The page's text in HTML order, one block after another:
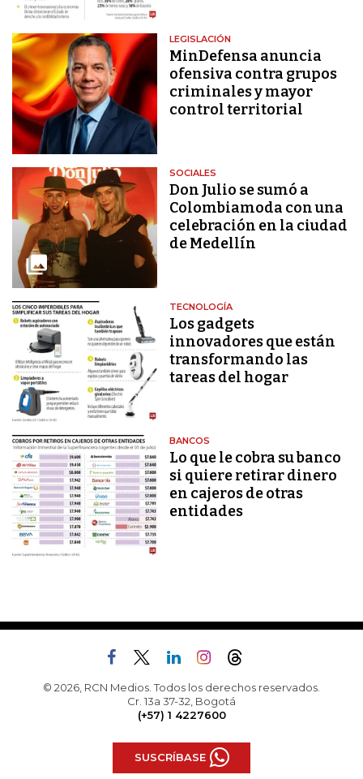
LEGISLACIÓN
MinDefensa anuncia
ofensiva contra grupos
criminales y mayor
control territorial
SOCIALES
Don Julio se sumó a
Colombiamoda con una
celebración en la ciudad
de Medellín
TECNOLOGÍA
Los gadgets
innovadores que están
transformando las
tareas del hogar
BANCOS
Lo que le cobra su banco
si quiere retirar dinero
en cajeros de otras
entidades
© 2026, RCN Medios. Todos los derechos reservados.
Cr. 13a 37-32, Bogotá
(+57) 1 4227600
SUSCRÍBASE